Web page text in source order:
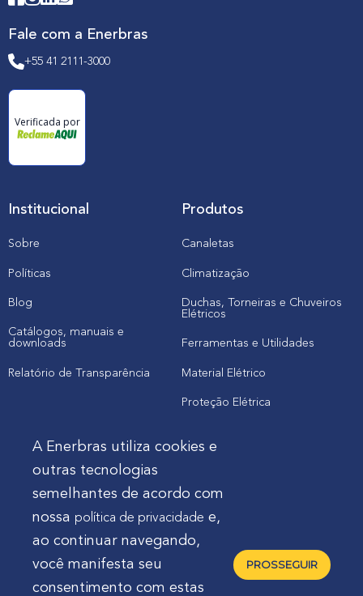
Fale com a Enerbras
+55 41 2111-3000
Verificada por
Institucional
Sobre
Políticas
Blog
Catálogos, manuais e
downloads
Relatório de Transparência
Produtos
Canaletas
Climatização
Duchas, Torneiras e Chuveiros
Elétricos
Ferramentas e Utilidades
Material Elétrico
Proteção Elétrica
Cliente
Onde comprar produtos
Quero Enerbras na minha loja
A Enerbras utiliza cookies e
outras tecnologias
semelhantes de acordo com
nossa política de privacidade e,
ao continuar navegando,
você manifesta seu
consentimento com estas
PROSSEGUIR